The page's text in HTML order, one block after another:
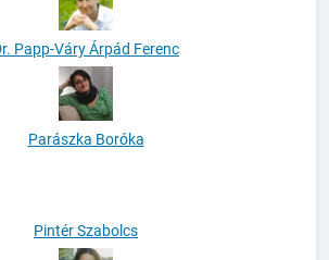
Dr. Papp-Váry Árpád Ferenc
Pintér Szabolcs